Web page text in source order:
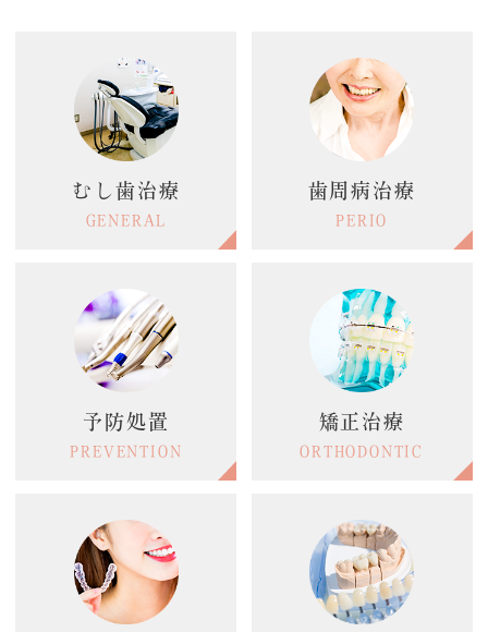
むし歯治療
GENERAL
歯周病治療
PERIO
予防処置
PREVENTION
矯正治療
ORTHODONTIC